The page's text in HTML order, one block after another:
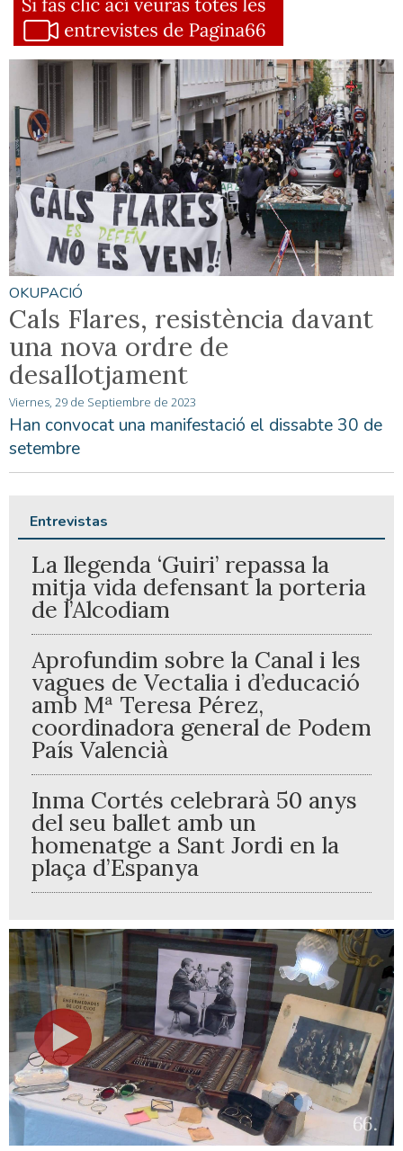
OKUPACIÓ
Cals Flares, resistència davant
una nova ordre de
desallotjament
Viernes, 29 de Septiembre de 2023
Han convocat una manifestació el dissabte 30 de
setembre
Entrevistas
La llegenda ‘Guiri’ repassa la
mitja vida defensant la porteria
de l’Alcodiam
Aprofundim sobre la Canal i les
vagues de Vectalia i d’educació
amb Mª Teresa Pérez,
coordinadora general de Podem
País Valencià
Inma Cortés celebrarà 50 anys
del seu ballet amb un
homenatge a Sant Jordi en la
plaça d’Espanya